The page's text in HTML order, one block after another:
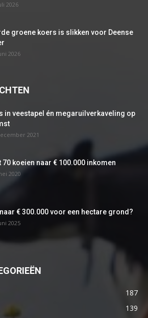
2026
groene koers is slikken voor Deense
2026
in veestapel én megaruilverkaveling op
2021
70 koeien naar € 100.000 inkomen
2020
€ 300.000 voor een hectare grond?
2025
187
139